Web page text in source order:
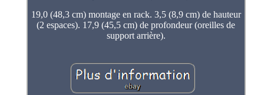
19,0 (48,3 cm) montage en rack. 3,5 (8,9 cm) de hauteur
(2 espaces). 17,9 (45,5 cm) de profondeur (oreilles de
support arrière).